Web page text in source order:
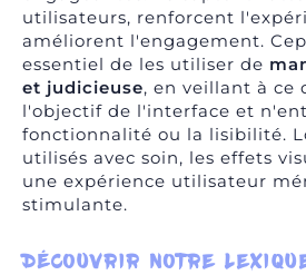
utilisateurs, renforcent
améliorent l'engagement.
essentiel de les utiliser de
et judicieuse, en veillant à ce
l'objectif de l'interface et
fonctionnalité ou la lisibilité.
utilisés avec soin, les effets
une expérience utilisateur
stimulante.
DÉCOUVRIR NOTRE